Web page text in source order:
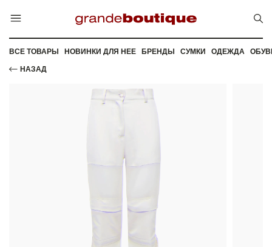
ВСЕ ТОВАРЫ НОВИНКИ ДЛЯ НЕЕ БРЕНДЫ СУМКИ ОДЕЖДА
НАЗАД